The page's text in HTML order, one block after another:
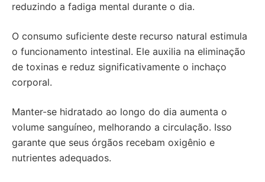
reduzindo a fadiga mental durante o dia.
O consumo suficiente deste recurso natural estimula
o funcionamento intestinal. Ele auxilia na eliminação
de toxinas e reduz significativamente o inchaço
corporal.
Manter-se hidratado ao longo do dia aumenta o
volume sanguíneo, melhorando a circulação. Isso
garante que seus órgãos recebam oxigênio e
nutrientes adequados.